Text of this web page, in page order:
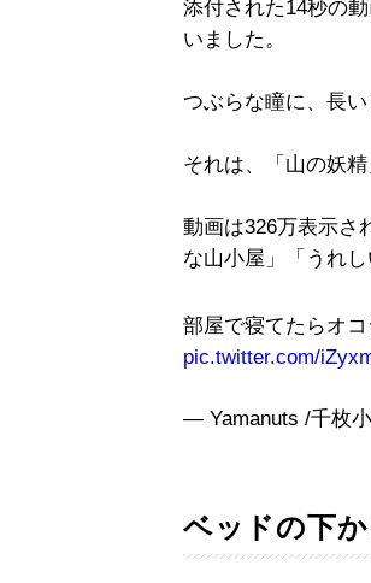
添付された14秒の
いました。
つぶらな瞳に、長
それは、「山の妖
動画は326万表示さ
な山小屋」「うれ
部屋で寝てたらオ
pic.twitter.com/
— Yamanuts /千枚
ベッドの下か